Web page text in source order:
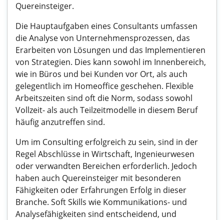
Quereinsteiger.
Die Hauptaufgaben eines Consultants umfassen
die Analyse von Unternehmensprozessen, das
Erarbeiten von Lösungen und das Implementieren
von Strategien. Dies kann sowohl im Innenbereich,
wie in Büros und bei Kunden vor Ort, als auch
gelegentlich im Homeoffice geschehen. Flexible
Arbeitszeiten sind oft die Norm, sodass sowohl
Vollzeit- als auch Teilzeitmodelle in diesem Beruf
häufig anzutreffen sind.
Um im Consulting erfolgreich zu sein, sind in der
Regel Abschlüsse in Wirtschaft, Ingenieurwesen
oder verwandten Bereichen erforderlich. Jedoch
haben auch Quereinsteiger mit besonderen
Fähigkeiten oder Erfahrungen Erfolg in dieser
Branche. Soft Skills wie Kommunikations- und
Analysefähigkeiten sind entscheidend, und